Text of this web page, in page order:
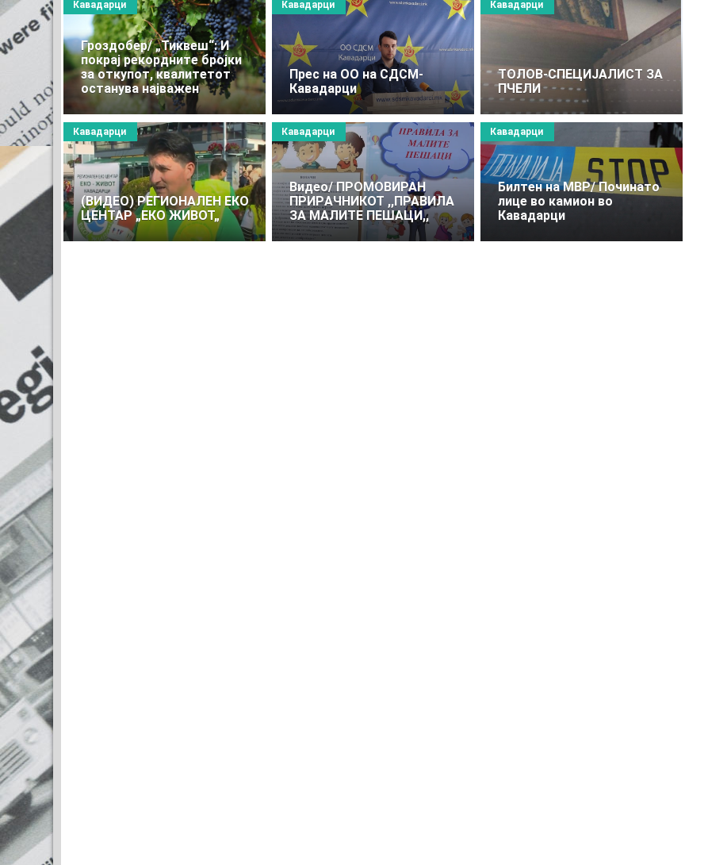
Гроздобер/ „Тиквеш“: И
покрај рекордните бројки
за откупот, квалитетот
останува најважен
Кавадарци
Прес на ОО на СДСМ-
Кавадарци
Кавадарци
ТОЛОВ-СПЕЦИЈАЛИСТ ЗА
ПЧЕЛИ
Кавадарци
(ВИДЕО) РЕГИОНАЛЕН ЕКО
ЦЕНТАР „ЕКО ЖИВОТ„
Кавадарци
Видео/ ПРОМОВИРАН
ПРИРAЧНИКОТ ,,ПРАВИЛА
ЗА МАЛИТЕ ПЕШАЦИ,,
Кавадарци
Билтен на МВР/ Починатo
лице во камион во
Кавадарци
Кавадарци